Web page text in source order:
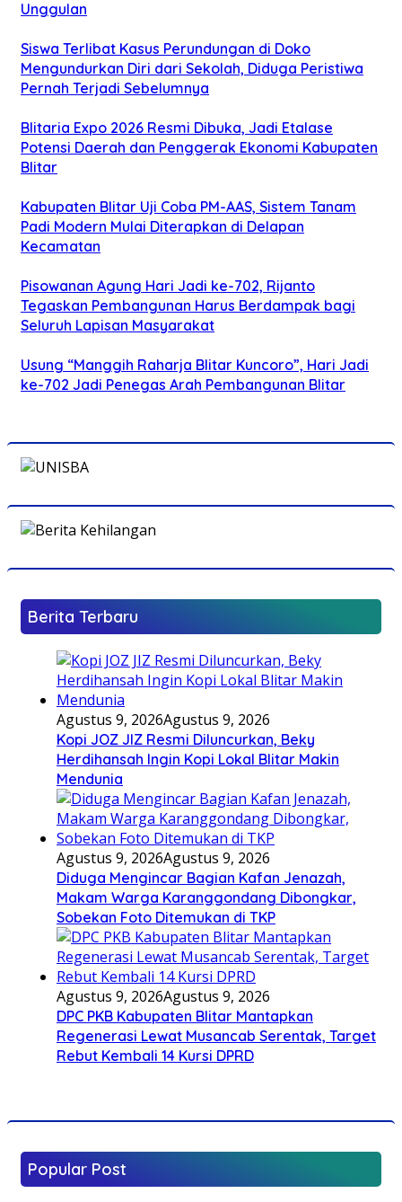
Unggulan
Siswa Terlibat Kasus Perundungan di Doko
Mengundurkan Diri dari Sekolah, Diduga Peristiwa
Pernah Terjadi Sebelumnya
Blitaria Expo 2026 Resmi Dibuka, Jadi Etalase
Potensi Daerah dan Penggerak Ekonomi Kabupaten
Blitar
Kabupaten Blitar Uji Coba PM-AAS, Sistem Tanam
Padi Modern Mulai Diterapkan di Delapan
Kecamatan
Pisowanan Agung Hari Jadi ke-702, Rijanto
Tegaskan Pembangunan Harus Berdampak bagi
Seluruh Lapisan Masyarakat
Usung “Manggih Raharja Blitar Kuncoro”, Hari Jadi
ke-702 Jadi Penegas Arah Pembangunan Blitar
Berita Terbaru
Agustus 9, 2026Agustus 9, 2026
Kopi JOZ JIZ Resmi Diluncurkan, Beky
Herdihansah Ingin Kopi Lokal Blitar Makin
Mendunia
Agustus 9, 2026Agustus 9, 2026
Diduga Mengincar Bagian Kafan Jenazah,
Makam Warga Karanggondang Dibongkar,
Sobekan Foto Ditemukan di TKP
Agustus 9, 2026Agustus 9, 2026
DPC PKB Kabupaten Blitar Mantapkan
Regenerasi Lewat Musancab Serentak, Target
Rebut Kembali 14 Kursi DPRD
Popular Post